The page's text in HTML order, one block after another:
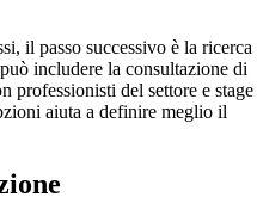
il passo successivo è la ricerca
includere la consultazione di
professionisti del settore e stage
aiuta a definire meglio il